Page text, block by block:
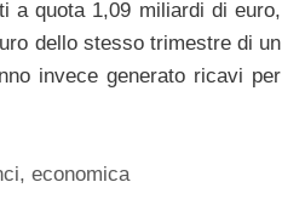
a quota 1,09 miliardi di euro,
dello stesso trimestre di un
invece generato ricavi per
,economica